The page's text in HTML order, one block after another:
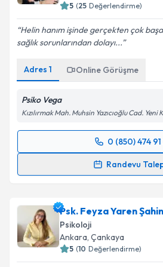
5 (25 Değerlendirme)
Helin hanım işinde gerçekten çok
sağlık sorunlarından dolayı...
Adres 1 Online Görüşme
Psiko Vega
Kızılırmak Mah. Muhsin Yazıcıoğlu Cad.
0 (850) 474
Randevu
Randevu Takvimi Talebi
takvim hazırlandığında e-posta
E-posta Adresiniz
Psk. Feyza Yaren
Psikoloji
Ankara, Çankaya
5 (10 Değerlendirme)